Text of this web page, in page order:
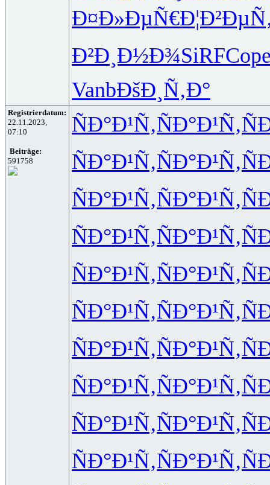
Ð¤Ð»ÐµÑ€
Ð²Ð¸Ð½Ð¾SiRF
VanbÐšÐ¸Ñ‚Ð°
Registrierdatum:
22.11.2023,
07:10
Beiträge:
591758
ÑÐ°Ð¹Ñ‚ÑÐ°Ð¹Ñ‚
ÑÐ°Ð¹Ñ‚ÑÐ°Ð¹Ñ‚
ÑÐ°Ð¹Ñ‚ÑÐ°Ð¹Ñ‚
ÑÐ°Ð¹Ñ‚ÑÐ°Ð¹Ñ‚
ÑÐ°Ð¹Ñ‚ÑÐ°Ð¹Ñ‚
ÑÐ°Ð¹Ñ‚ÑÐ°Ð¹Ñ‚
ÑÐ°Ð¹Ñ‚ÑÐ°Ð¹Ñ‚
ÑÐ°Ð¹Ñ‚ÑÐ°Ð¹Ñ‚
ÑÐ°Ð¹Ñ‚ÑÐ°Ð¹Ñ‚
ÑÐ°Ð¹Ñ‚ÑÐ°Ð¹Ñ‚